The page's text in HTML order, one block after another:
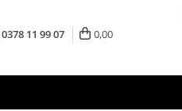
0378 11 99 07 0,00